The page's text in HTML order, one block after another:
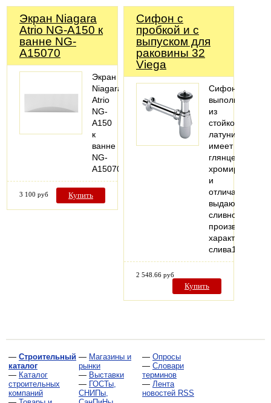
Экран Niagara
Atrio NG-A150 к
ванне NG-
A15070
Экран
Niagara
Atrio
NG-
A150
к
ванне
NG-
A15070
3 100 руб Купить
Сифoн с
пробкой и с
выпуском для
раковины 32
Viega
Сифон
выполнен
из
стойкой
латуни,
имеет
глянцевое
хромирование
и
отличается
выдающейся
сливной
слива1…
2 548.66 руб
Купить
— Строительный
каталог
— Каталог
строительных
компаний
— Магазины и
рынки
— Выставки
— ГОСТы,
СНИПы,
— Опросы
— Словари
терминов
— Лента
новостей RSS